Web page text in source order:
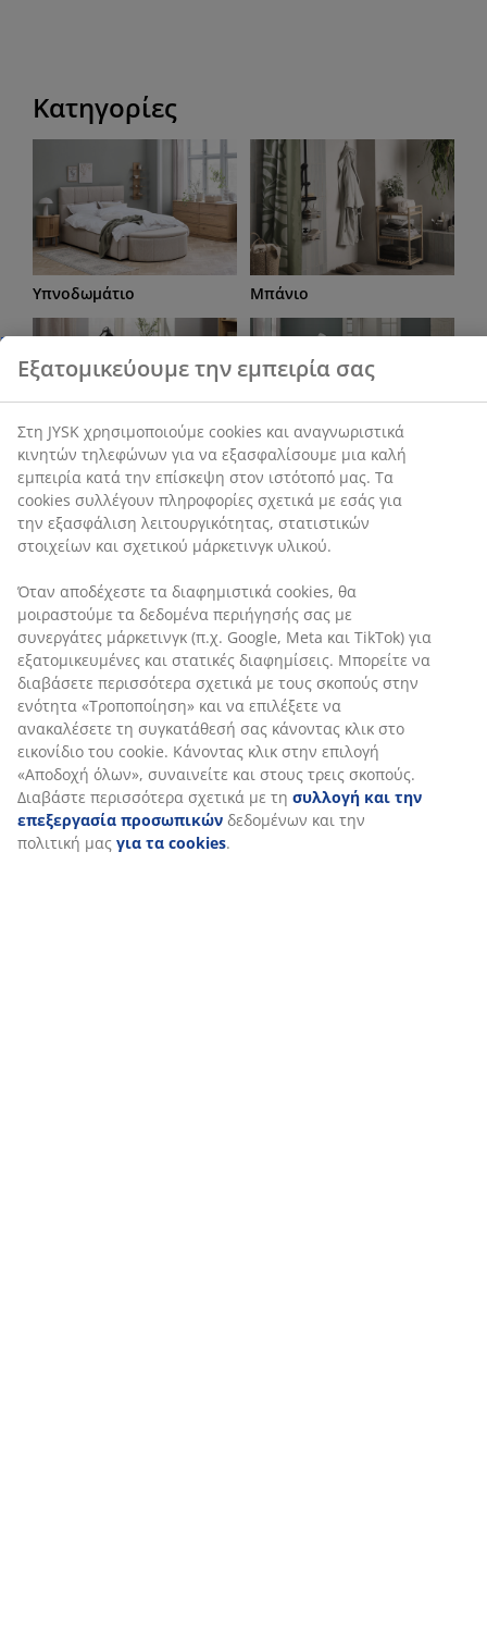
Κατηγορίες
Υπνοδωμάτιο Μπάνιο
Γραφείο Καθιστικό
Τραπεζαρία Αποθήκευση
Κουρτίνες Κήπος